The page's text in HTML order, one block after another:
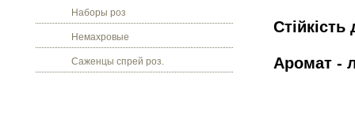
Наборы роз
Немахровые
Саженцы спрей роз. Аромат -